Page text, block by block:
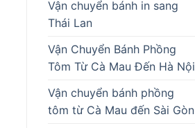
Vận chuyển bánh in sang
Thái Lan
Vận Chuyển Bánh Phồng
Tôm Từ Cà Mau Đến Hà Nội
Vận chuyển bánh phồng
tôm từ Cà Mau đến Sài Gòn